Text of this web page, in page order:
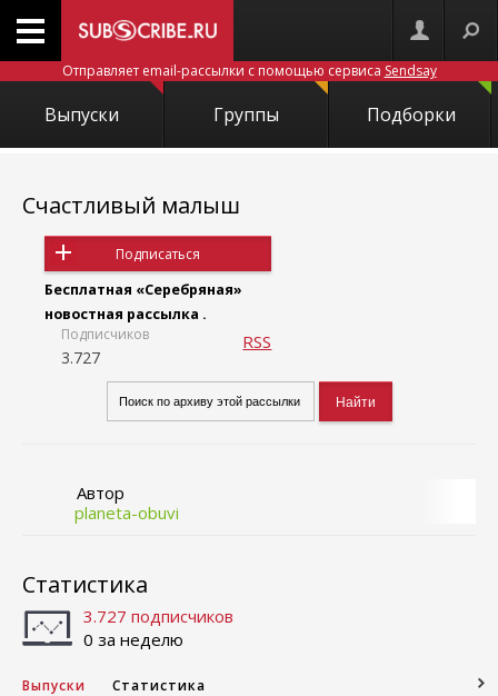
Отправляет email-рассылки с помощью сервиса Sendsay
Выпуски Группы Подборки
Счастливый малыш
Подписаться
Бесплатная «Серебряная»
новостная рассылка .
Подписчиков
3.727
RSS
Автор
planeta-obuvi
Статистика
3.727 подписчиков
0 за неделю
Выпуски Статистика